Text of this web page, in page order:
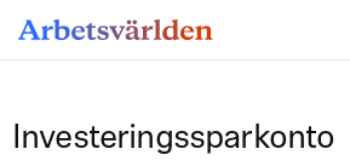
Investeringssparkonto